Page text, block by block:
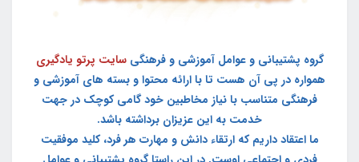
گروه پشتیبانی و عوامل آموزشی و فرهنگی سایت پرتو یادگیری
همواره در پی آن هست تا با ارائه محتوا و بسته های آموزشی و
فرهنگی متناسب با نیاز مخاطبین خود گامی کوچک در جهت
خدمت به این عزیزان برداشته باشد.
ما اعتقاد داریم که ارتقاء دانش و مهارت هر فرد، کلید موفقیت